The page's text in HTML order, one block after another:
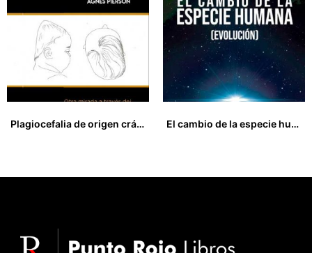
Plagiocefalia de origen cráneo-sacro
El cambio de la especie humana (evolución)